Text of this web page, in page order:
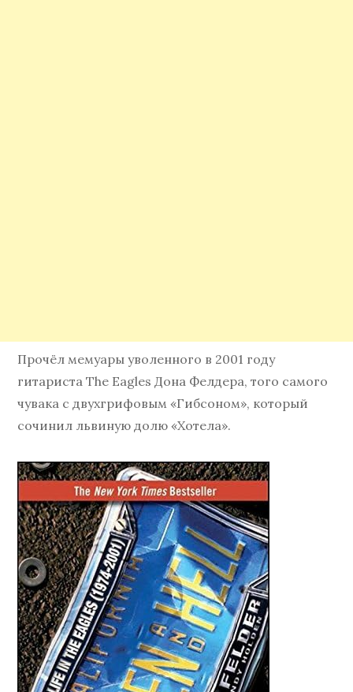
Прочёл мемуары уволенного в 2001 году
гитариста The Eagles Дона Фелдера, того самого
чувака с двухгрифовым «Гибсоном», который
сочинил львиную долю «Хотела».